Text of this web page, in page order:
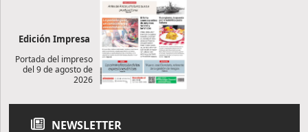
Edición Impresa
Portada del impreso
del 9 de agosto de
2026
NEWSLETTER